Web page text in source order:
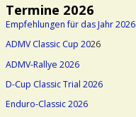
Termine 2026
Empfehlungen für das Jahr 2026
ADMV Classic Cup 2026
ADMV-Rallye 2026
D-Cup Classic Trial 2026
Enduro-Classic 2026